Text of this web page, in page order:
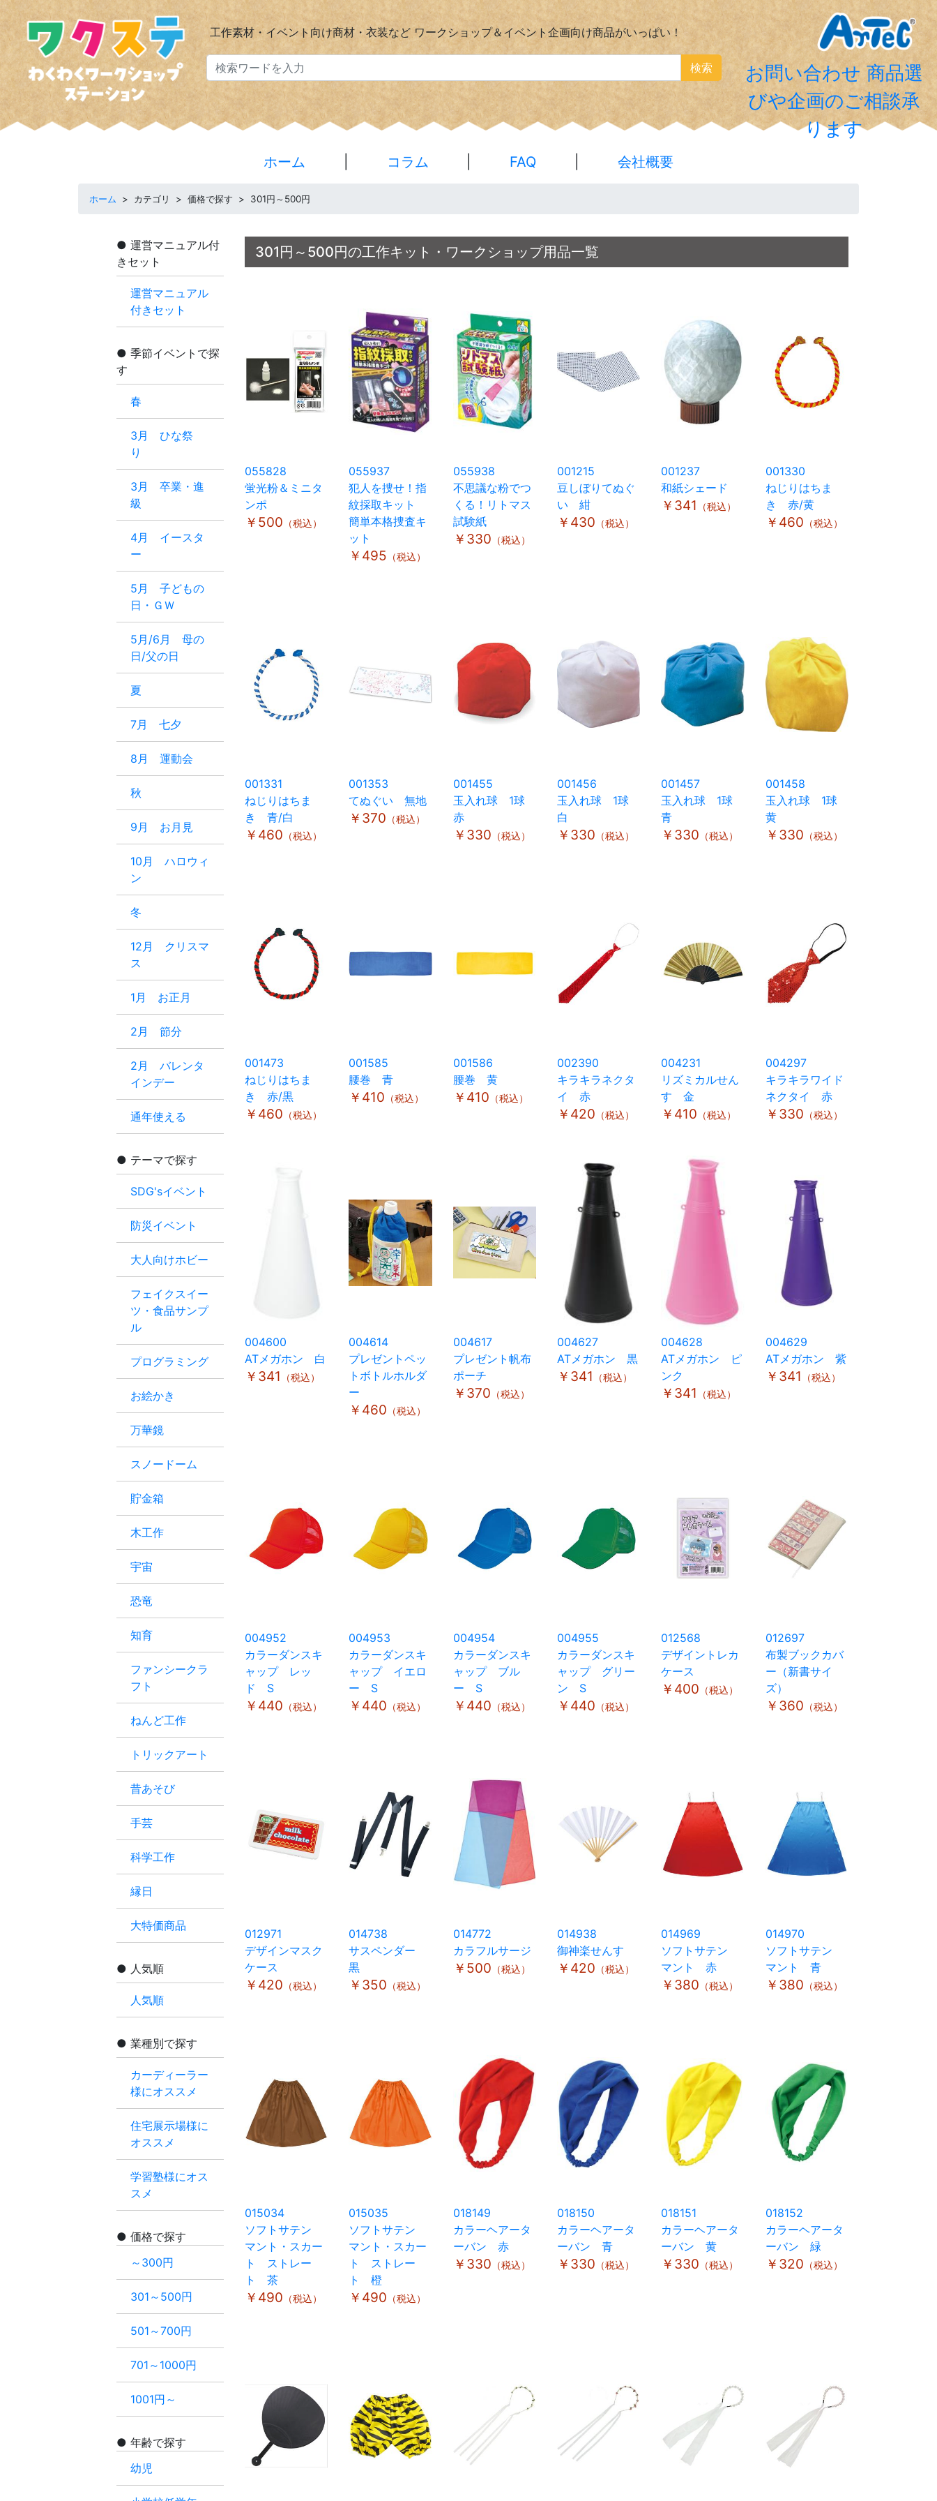
工作素材・イベント向け商材・衣装など ワークショップ＆イベント企画向け商品がいっぱい！
検索 お問い合わせ 商品選
びや企画のご相談承
ります
ホーム コラム FAQ 会社概要
ホーム > カテゴリ > 価格で探す > 301円～500円
運営マニュアル付
きセット
運営マニュアル
付きセット
季節イベントで探
す
春
3月 ひな祭
り
3月 卒業・進
級
4月 イースタ
ー
5月 子どもの
日・ＧＷ
5月/6月 母の
日/父の日
夏
7月 七夕
8月 運動会
秋
9月 お月見
10月 ハロウィ
ン
冬
12月 クリスマ
ス
1月 お正月
2月 節分
2月 バレンタ
インデー
通年使える
テーマで探す
SDG'sイベント
防災イベント
大人向けホビー
フェイクスイー
ツ・食品サンプ
ル
プログラミング
お絵かき
万華鏡
スノードーム
貯金箱
木工作
宇宙
恐竜
知育
ファンシークラ
フト
ねんど工作
トリックアート
昔あそび
手芸
科学工作
縁日
大特価商品
人気順
人気順
業種別で探す
カーディーラー
様にオススメ
住宅展示場様に
オススメ
学習塾様にオス
スメ
価格で探す
～300円
301～500円
501～700円
701～1000円
1001円～
年齢で探す
幼児
301円～500円の工作キット・ワークショップ用品一覧
055828
蛍光粉＆ミニタ
ンポ
￥500 （税込）
055937
犯人を捜せ！指
紋採取キット
簡単本格捜査キ
ット
￥495 （税込）
055938
不思議な粉でつ
くる！リトマス
試験紙
￥330 （税込）
001215
豆しぼりてぬぐ
い 紺
￥430 （税込）
001237
和紙シェード
￥341 （税込）
001330
ねじりはちま
き 赤/黄
￥460 （税込）
001331
ねじりはちま
き 青/白
￥460 （税込）
001353
てぬぐい 無地
￥370 （税込）
001455
玉入れ球 1球
赤
￥330 （税込）
001456
玉入れ球 1球
白
￥330 （税込）
001457
玉入れ球 1球
青
￥330 （税込）
001458
玉入れ球 1球
黄
￥330 （税込）
001473
ねじりはちま
き 赤/黒
￥460 （税込）
001585
腰巻 青
￥410 （税込）
001586
腰巻 黄
￥410 （税込）
002390
キラキラネクタ
イ 赤
￥420 （税込）
004231
リズミカルせん
す 金
￥410 （税込）
004297
キラキラワイド
ネクタイ 赤
￥330 （税込）
004600
ATメガホン 白
￥341 （税込）
004614
プレゼントペッ
トボトルホルダ
ー
￥460 （税込）
004617
プレゼント帆布
ポーチ
￥370 （税込）
004627
ATメガホン 黒
￥341 （税込）
004628
ATメガホン ピ
ンク
￥341 （税込）
004629
ATメガホン 紫
￥341 （税込）
004952
カラーダンスキ
ャップ レッ
ド S
￥440 （税込）
004953
カラーダンスキ
ャップ イエロ
ー S
￥440 （税込）
004954
カラーダンスキ
ャップ ブル
ー S
￥440 （税込）
004955
カラーダンスキ
ャップ グリー
ン S
￥440 （税込）
012568
デザイントレカ
ケース
￥400 （税込）
012697
布製ブックカバ
ー（新書サイ
ズ）
￥360 （税込）
012971
デザインマスク
ケース
￥420 （税込）
014738
サスペンダー
黒
￥350 （税込）
014772
カラフルサージ
￥500 （税込）
014938
御神楽せんす
￥420 （税込）
014969
ソフトサテン
マント 赤
￥380 （税込）
014970
ソフトサテン
マント 青
￥380 （税込）
015034
ソフトサテン
マント・スカー
ト ストレー
ト 茶
￥490 （税込）
015035
ソフトサテン
マント・スカー
ト ストレー
ト 橙
￥490 （税込）
018149
カラーヘアータ
ーバン 赤
￥330 （税込）
018150
カラーヘアータ
ーバン 青
￥330 （税込）
018151
カラーヘアータ
ーバン 黄
￥330 （税込）
018152
カラーヘアータ
ーバン 緑
￥320 （税込）